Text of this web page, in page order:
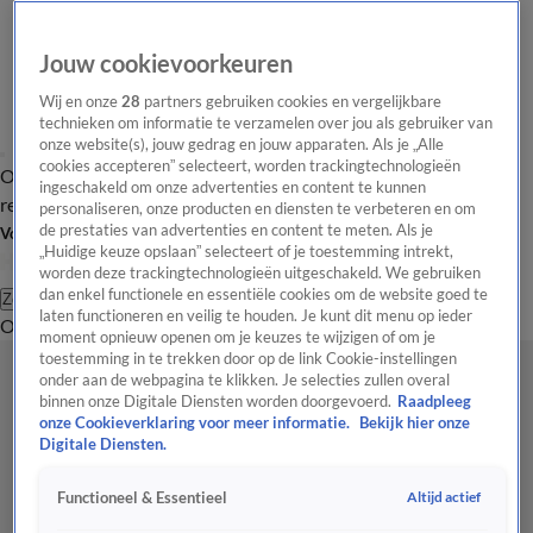
Overzicht Laatste nieuws Regionieuws Het beste van Hart
Tip de
redactie
Volg Hart van Nederland
Zoeken
OverzichtRegioUitzendingenWeerTip de redactiePanelVideo's
Jouw cookievoorkeuren
Wij en onze28 partners gebruiken cookies en vergelijkbare
technieken om informatie te verzamelen over jou als gebruiker van
onze website(s), jouw gedrag en jouw apparaten. Als je „Alle
cookies accepteren” selecteert, worden trackingtechnologieën
ingeschakeld om onze advertenties en content te kunnen
personaliseren, onze producten en diensten te verbeteren en om
de prestaties van advertenties en content te meten. Als je
„Huidige keuze opslaan” selecteert of je toestemming intrekt,
worden deze trackingtechnologieën uitgeschakeld. We gebruiken
dan enkel functionele en essentiële cookies om de website goed te
laten functioneren en veilig te houden. Je kunt dit menu op ieder
moment opnieuw openen om je keuzes te wijzigen of om je
toestemming in te trekken door op de link Cookie-instellingen
onder aan de webpagina te klikken. Je selecties zullen overal
binnen onze Digitale Diensten worden doorgevoerd. Raadpleeg
onze Cookieverklaring voor meer informatie.
Bekijk hier onze
Digitale Diensten.
Functioneel & Essentieel Altijd actief